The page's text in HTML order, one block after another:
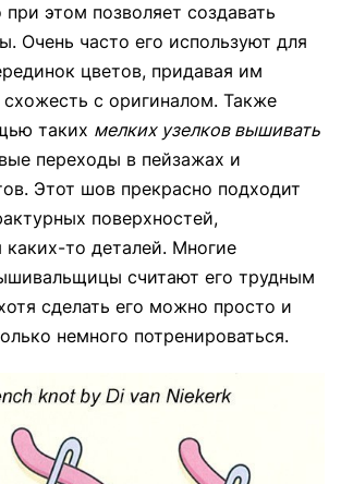
при этом позволяет создавать
Очень часто его используют для
цветов, придавая им
с оригиналом. Также
таких мелких узелков вышивать
переходы в пейзажах и
Этот шов прекрасно подходит
поверхностей,
каких-то деталей. Многие
считают его трудным
сделать его можно просто и
немного потренироваться.